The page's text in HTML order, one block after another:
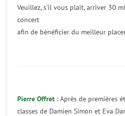
Veuillez, s’il vous plaît, arriver 30
concert
afin de bénéficier du meilleur
Pierre Offret : Après de premières
classes de Damien Simon et Eva